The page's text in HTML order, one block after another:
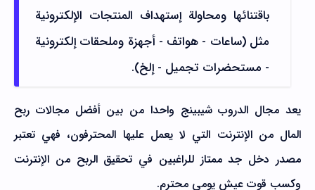
باقتنائها ومحاولة إستهداف المنتجات الإلكترونية
مثل (ساعات - هواتف - أجهزة وملحقات إلكترونية
- مستحضرات تجميل - إلخ).
يعد مجال الدروب شيبينج واحدا من بين أفضل مجالات ربح
المال من الإنترنت التي لا يعمل عليها المحترفون، فهي تعتبر
مصدر دخل جد ممتاز للراغبين في تحقيق الربح من الإنترنت
وكسب قوت عيش يومي محترم.